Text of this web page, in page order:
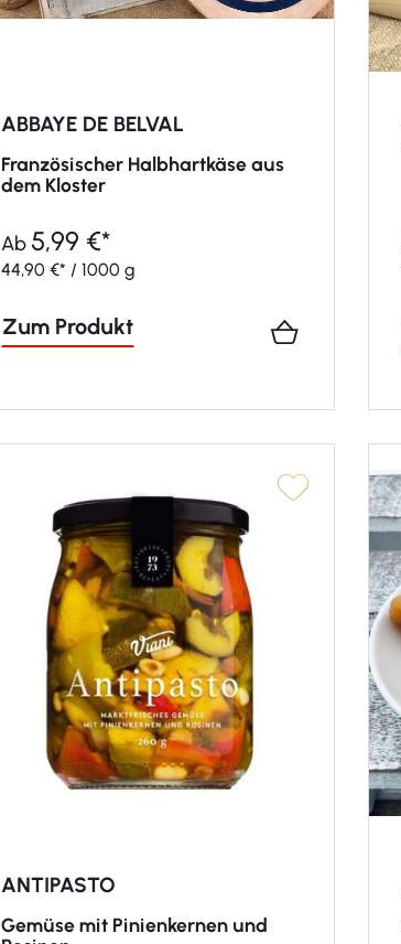
ABBAYE DE BELVAL
Französischer Halbhartkäse aus
dem Kloster
Ab 5,99 €*
44,90 €* / 1000 g
Zum Produkt
ANTIPASTO
Gemüse mit Pinienkernen und